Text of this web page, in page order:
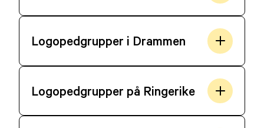
Logopedgrupper i Drammen
Logopedgrupper på Ringerike